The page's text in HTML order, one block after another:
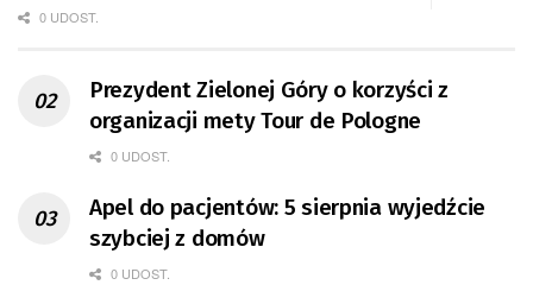
0 UDOST.
Prezydent Zielonej Góry o korzyści z
organizacji mety Tour de Pologne
0 UDOST.
Apel do pacjentów: 5 sierpnia wyjedźcie
szybciej z domów
0 UDOST.